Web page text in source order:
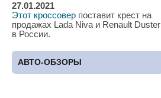
Great Wall
27.01.2021
Этот кроссовер поставит крест на
продажах Lada Niva и Renault Duster
в России.
АВТО-ОБЗОРЫ